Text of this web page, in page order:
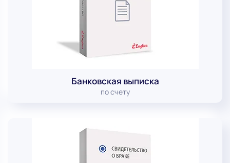
Банковская выписка
по счету